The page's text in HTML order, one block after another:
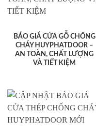
BÁO GIÁ CỬA GỖ CHỐNG
CHÁY HUYPHATDOOR –
AN TOÀN, CHẤT LƯỢNG
VÀ TIẾT KIỆM